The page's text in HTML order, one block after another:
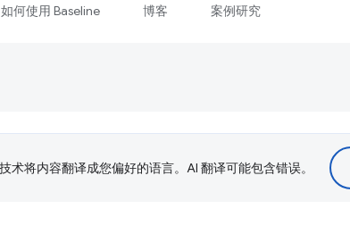
如何使用 Baseline 博客 案例研究
术将内容翻译成您偏好的语言。AI 翻译可能包含错误。